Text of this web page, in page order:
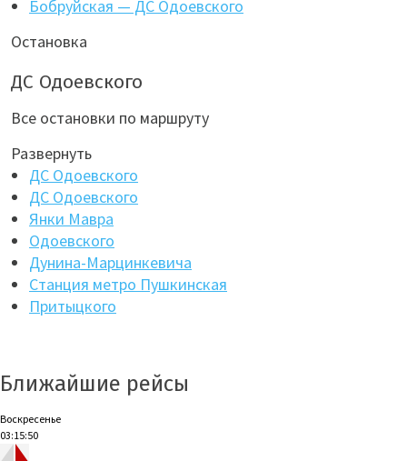
Бобруйская — ДС Одоевского
Остановка
ДС Одоевского
Все остановки по маршруту
Развернуть
ДС Одоевского
ДС Одоевского
Янки Мавра
Одоевского
Дунина-Марцинкевича
Станция метро Пушкинская
Притыцкого
Ближайшие рейсы
Воскресенье
03:15:51